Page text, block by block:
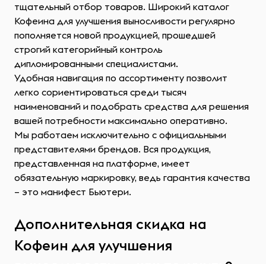
тщательный отбор товаров. Широкий каталог
Кофеина для улучшения выносливости регулярно
пополняется новой продукцией, прошедшей
строгий категорийный контроль
дипломированными специалистами.
Удобная навигация по ассортименту позволит
легко сориентироваться среди тысяч
наименований и подобрать средства для решения
вашей потребности максимально оперативно.
Мы работаем исключительно с официальными
представителями брендов. Вся продукция,
представленная на платформе, имеет
обязательную маркировку, ведь гарантия качества
– это манифест Бьютери.
Дополнительная скидка на
Кофеин для улучшения